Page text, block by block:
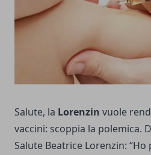
Salute, la Lorenzin vuole
vaccini: scoppia la polemica.
Salute Beatrice Lorenzin: